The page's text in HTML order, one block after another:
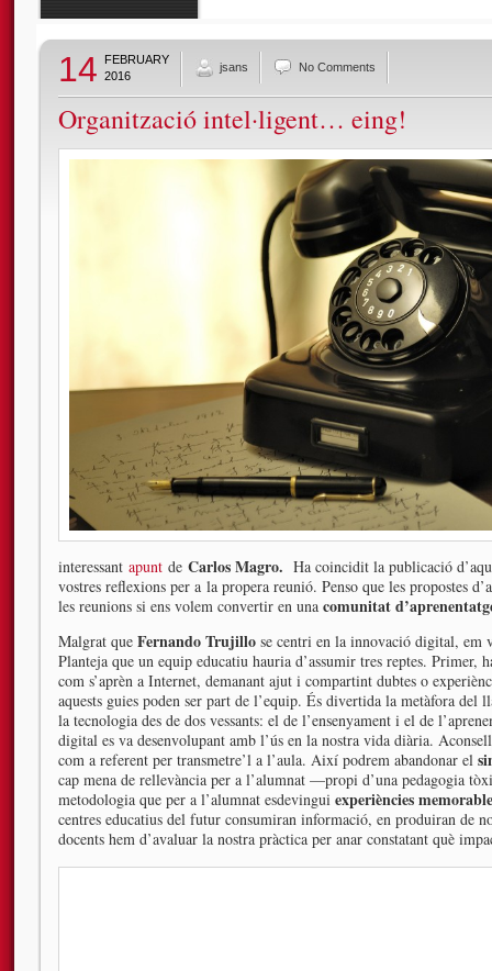
14
FEBRUARY
2016
jsans No Comments
Organització intel·ligent… eing!
interessant apunt de Carlos Magro. Ha coincidit la publicació
vostres reflexions per a la propera reunió. Penso que les propostes
les reunions si ens volem convertir en una comunitat
Malgrat que Fernando Trujillo se centri en la innovació digital, em
Planteja que un equip educatiu hauria d’assumir tres reptes. Primer,
com s’aprèn a Internet, demanant ajut i compartint dubtes o
aquests guies poden ser part de l’equip. És divertida la metàfora del
la tecnologia des de dos vessants: el de l’ensenyament i el de
digital es va desenvolupant amb l’ús en la nostra vida diària.
com a referent per transmetre’l a l’aula. Així podrem abandonar el
cap mena de rellevància per a l’alumnat —propi d’una pedagogia
metodologia que per a l’alumnat esdevingui experiències
centres educatius del futur consumiran informació, en produiran de
docents hem d’avaluar la nostra pràctica per anar constatant què